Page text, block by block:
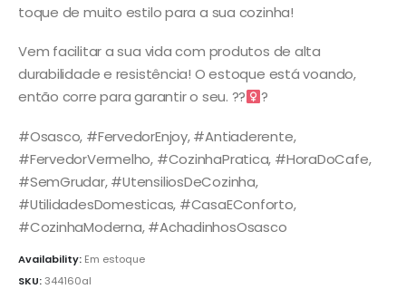
toque de muito estilo para a sua cozinha!
Vem facilitar a sua vida com produtos de alta
durabilidade e resistência! O estoque está voando,
então corre para garantir o seu. ??‍
?
#Osasco, #FervedorEnjoy, #Antiaderente,
#FervedorVermelho, #CozinhaPratica, #HoraDoCafe,
#SemGrudar, #UtensiliosDeCozinha,
#UtilidadesDomesticas, #CasaEConforto,
#CozinhaModerna, #AchadinhosOsasco
Availability: Em estoque
SKU:344160al